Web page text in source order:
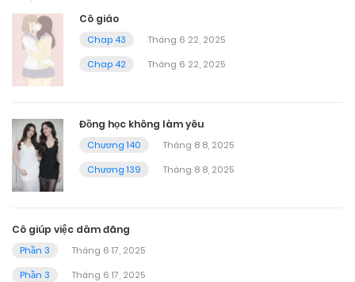
Cô giáo
Chap 43
Tháng 6 22, 2025
Chap 42
Tháng 6 22, 2025
Đồng học không làm yêu
Chương 140
Tháng 8 8, 2025
Chương 139
Tháng 8 8, 2025
Cô giúp việc dâm đãng
Phần 3
Tháng 6 17, 2025
Phần 3
Tháng 6 17, 2025